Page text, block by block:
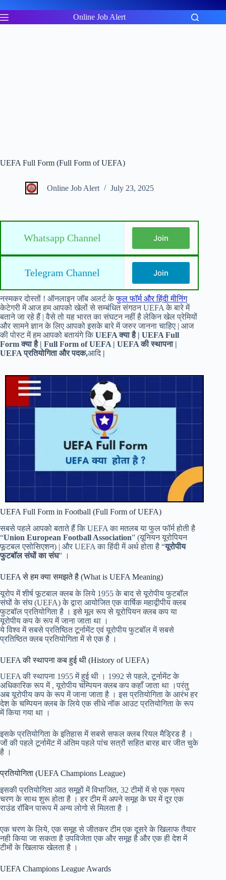
to
content
Online Job Alert
UEFA Full Form (Full Form of UEFA)
Online Job Alert July 23, 2025
Whatsapp Channel Join
Telegram Channel Join
नस्मकर दोस्तों ! ऑनलाइन जॉब अलर्ट केफुल फॉर्म और हिंदी मीनिंग
केटेगरी में आज हम आपको खेलों से सम्बंधित संगठन UEFA के बारे में
बताने जा रहे हैं | वैसे तो यह भारत का संघटन नहीं है लेकिन खेल प्रेमियों
और सामने ज्ञान के लिए आपको इसके बारे में जरुर जानना चाहिए | आज
की पोस्ट में हम आपको बतायंगे कि UEFA क्या है | UEFA Full
Form क्या है | Full Form of UEFA | UEFA की स्थापना |
UEFA प्रतियोगिता और पदक,आदि |
UEFA Full Form in Football (Full Form of UEFA)
सबसे पहले आपको बताते हैं कि UEFA का मतलब या फुल फॉर्म होती है
“Union European Football Association” (यूनियन यूरोपियन
फूटबल एसोसिएशन) | और UEFA का हिंदी में अर्थ होता है “यूरोपीय
फुटबॉल संघों का संघ” ।
UEFA से हम क्या समझते है (What is UEFA Meaning)
यूरोप में शीर्ष फूटबाल क्लब के लिये 1955 के बाद से यूरोपीय फुटबॉल
संघों के संघ (UEFA) के द्वारा आयोजित एक वार्षिक महाद्वीपीय क्लब
फुटबॉल प्रतियोगिता है । इसे मूल रूप से यूरोपियन क्लब कप या
यूरोपीय कप के रूप में जाना जाता था ।
ये विश्व में सबसे प्रतिष्ठित टूर्नामेंट एवं यूरोपीय फुटबॉल में सबसे
प्रतिष्ठित क्लब प्रतियोगिता में से एक है ।
UEFA की स्थापना कब हुई थी (History of UEFA)
UEFA की स्थापना 1955 में हुई थी । 1992 से पहले, टूर्नामेंट के
अधिकारिक रूप में , यूरोपीय चम्पियन क्लब कप कहाँ जाता था ।परंतु
अब यूरोपीय कप के रूप में जाना जाता है । इस प्रतियोगिता के आरंभ हर
देश के चम्पियन क्लब के लिये एक सीधे नॉक आउट प्रतियोगिता के रूप
में किया गया था ।
इसके प्रतियोगिता के इतिहास में सबसे सफल क्लब रियल मैड्रिड है ।
जों की पहले टूर्नामेंट में अंतिम पहले पांच सत्रों सहित बारह बार जीत चुके
है ।
प्रतियोगिता (UEFA Champions League)
इसकी प्रतियोगिता आठ समूहों में विभाजित, 32 टीमों में से एक ग्रूप
चरण के साथ शुरू होता है । हर टीम में अपने समूह के घर में दूर एक
राउंड रॉबिन पारूप में अन्य लोगो से मिलता है ।
एक चरण के लिये, एक समूह से जीतकर टीम एक दूसरे के खिलाफ तैयार
नही किया जा सकता है उपविजेता एक और समूह है और एक ही देश में
टीमों के खिलाफ खेलता है ।
UEFA Champions League Awards